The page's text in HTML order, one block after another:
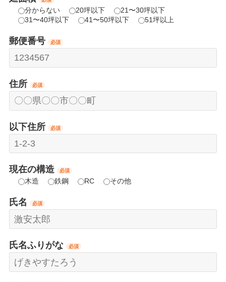
分からない 20坪以下
21〜30坪以下
31〜40坪以下
41〜50坪以下 51坪以上
郵便番号 必須
住所 必須
以下住所 必須
現在の構造 必須
木造 鉄鋼 RC その他
氏名 必須
氏名ふりがな 必須